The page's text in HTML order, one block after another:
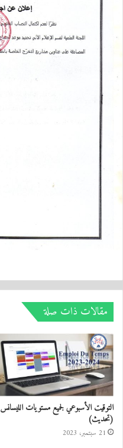
مقالات ذات صلة
التوقيت الأسبوعي لجميع مستويات الليسانس
(تحديث)
21 سبتمبر، 2023